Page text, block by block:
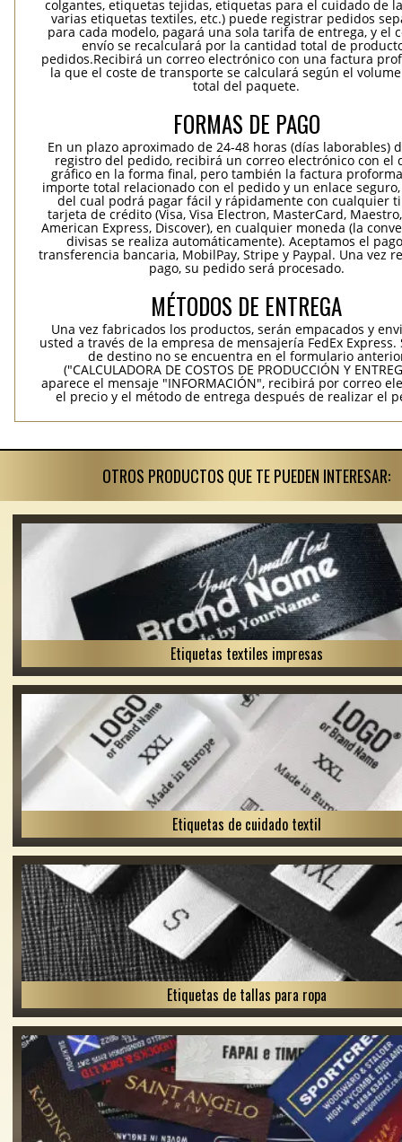
colgantes, etiquetas tejidas, etiquetas para el cuidado de
varias etiquetas textiles, etc.) puede registrar pedidos
para cada modelo, pagará una sola tarifa de entrega, y el
envío se recalculará por la cantidad total de
pedidos.Recibirá un correo electrónico con una factura
la que el coste de transporte se calculará según el
total del paquete.
FORMAS DE PAGO
En un plazo aproximado de 24-48 horas (días laborables)
registro del pedido, recibirá un correo electrónico con el
gráfico en la forma final, pero también la factura
importe total relacionado con el pedido y un enlace
del cual podrá pagar fácil y rápidamente con cualquier
tarjeta de crédito (Visa, Visa Electron, MasterCard,
American Express, Discover), en cualquier moneda (la
divisas se realiza automáticamente). Aceptamos el
transferencia bancaria, MobilPay, Stripe y Paypal. Una vez
pago, su pedido será procesado.
MÉTODOS DE ENTREGA
Una vez fabricados los productos, serán empacados y
usted a través de la empresa de mensajería FedEx Express.
de destino no se encuentra en el formulario
("CALCULADORA DE COSTOS DE PRODUCCIÓN Y
aparece el mensaje "INFORMACIÓN", recibirá por correo
el precio y el método de entrega después de realizar el
OTROS PRODUCTOS QUE TE PUEDEN INTERESAR:
Etiquetas textiles impresas
Etiquetas de cuidado textil
Etiquetas de tallas para ropa